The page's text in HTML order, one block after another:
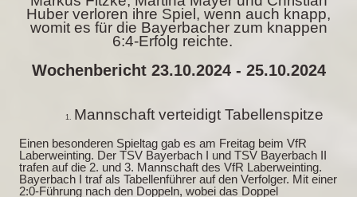
Huber verloren ihre Spiel, wenn auch knapp,
womit es für die Bayerbacher zum knappen
6:4-Erfolg reichte.
Wochenbericht 23.10.2024 - 25.10.2024
Mannschaft verteidigt Tabellenspitze
Einen besonderen Spieltag gab es am Freitag beim VfR
Laberweinting. Der TSV Bayerbach I und TSV Bayerbach II
trafen auf die 2. und 3. Mannschaft des VfR Laberweinting.
Bayerbach I traf als Tabellenführer auf den Verfolger. Mit einer
2:0-Führung nach den Doppeln, wobei das Doppel